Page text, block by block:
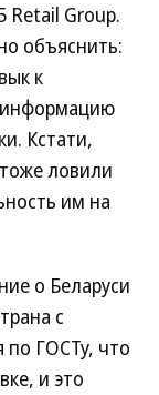
Retail Group.
объяснить:
к
информацию
Кстати,
ловили
им на
о Беларуси
с
по ГОСТу, что
и это